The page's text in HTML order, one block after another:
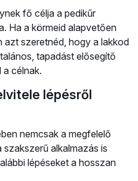
fő célja a pedikűr
Ha a körmeid alapvetően
azt szeretnéd, hogy a lakkod
tapadást elősegítő
a célnak.
lépésről
nemcsak a megfelelő
alkalmazás is
lépéseket a hosszan